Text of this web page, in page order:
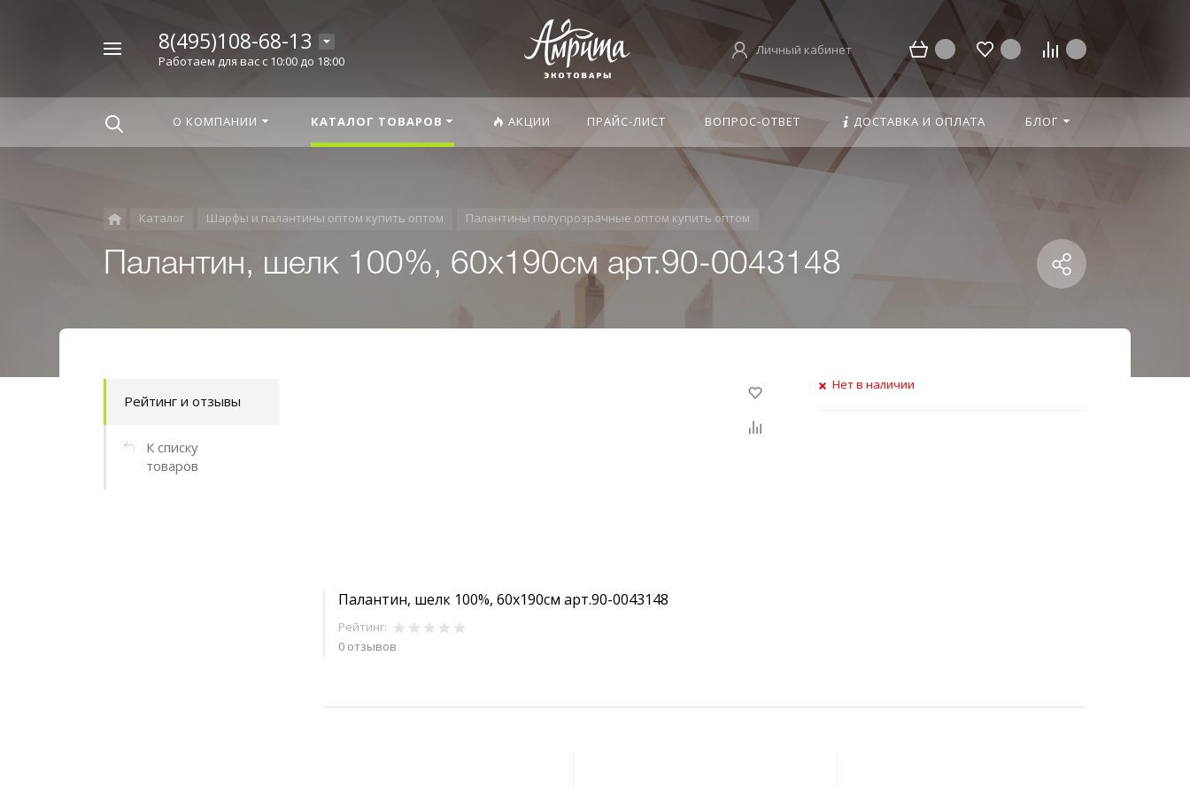
8(495)108-68-13
Работаем для вас с 10:00 до 18:00
Личный кабинет
О КОМПАНИИ КАТАЛОГ ТОВАРОВ АКЦИИ ПРАЙС-ЛИСТ ВОПРОС-ОТВЕТ ДОСТАВКА И ОПЛАТА БЛОГ
Каталог Шарфы и палантины оптом купить оптом Палантины полупрозрачные оптом купить оптом
Палантин, шелк 100%, 60х190см арт.90-0043148
Рейтинг и отзывы
К списку
товаров
Палантин, шелк 100%, 60х190см арт.90-0043148
Рейтинг:
0 отзывов
Нет в наличии